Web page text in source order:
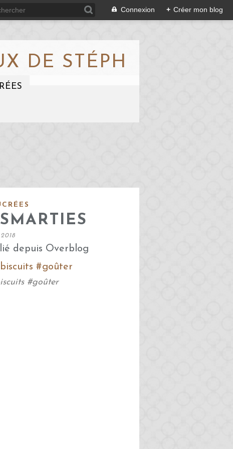
Connexion + Créer mon blog
DE STÉPH
depuis Overblog
#goûter